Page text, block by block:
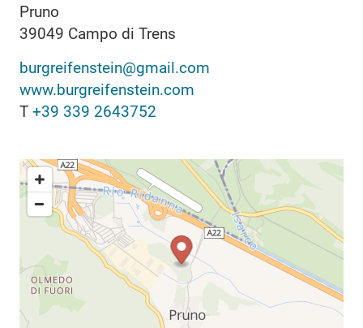
Pruno
39049 Campo di Trens
burgreifenstein@gmail.com
www.burgreifenstein.com
T +39 339 2643752